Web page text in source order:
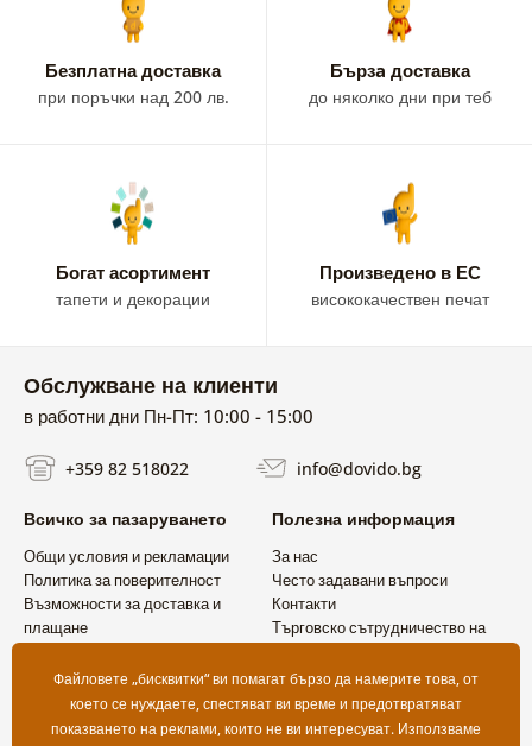
Безплатна доставка
при поръчки над 200 лв.
Бързa доставка
до няколко дни при теб
Богат асортимент
тапети и декорации
Произведено в ЕС
висококачествен печат
Обслужване на клиенти
в работни дни Пн-Пт: 10:00 - 15:00
+359 82 518022 info@dovido.bg
Всичко за пазаруването
Общи условия и рекламации
Политика за поверителност
Възможности за доставка и
плащане
Полезна информация
За нас
Често задавани въпроси
Контакти
Търговско сътрудничество на
Файловете „бисквитки“ ви помагат бързо да намерите това, от
което се нуждаете, спестяват ви време и предотвратяват
показването на реклами, които не ви интересуват. Използваме